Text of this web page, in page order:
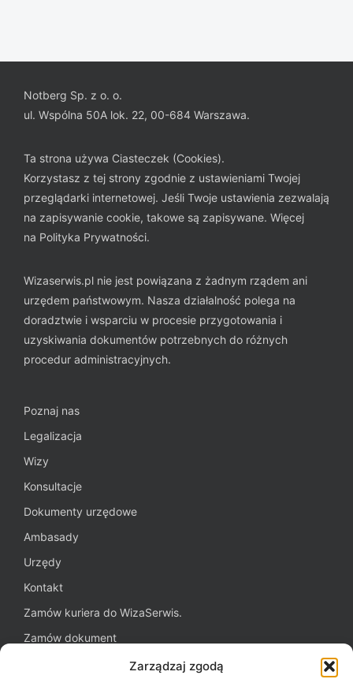
Zarządzaj zgodą
Notberg Sp. z o. o.
ul. Wspólna 50A lok. 22, 00-684 Warszawa.
Ta strona używa Ciasteczek (Cookies).
Korzystasz z tej strony zgodnie z ustawieniami Twojej
przeglądarki internetowej. Jeśli Twoje ustawienia zezwalają
na zapisywanie cookie, takowe są zapisywane. Więcej
na Polityka Prywatności.
Wizaserwis.pl nie jest powiązana z żadnym rządem ani
urzędem państwowym. Nasza działalność polega na
doradztwie i wsparciu w procesie przygotowania i
uzyskiwania dokumentów potrzebnych do różnych
procedur administracyjnych.
Poznaj nas
Legalizacja
Wizy
Konsultacje
Dokumenty urzędowe
Ambasady
Urzędy
Kontakt
Zamów kuriera do WizaSerwis.
Zamów dokument